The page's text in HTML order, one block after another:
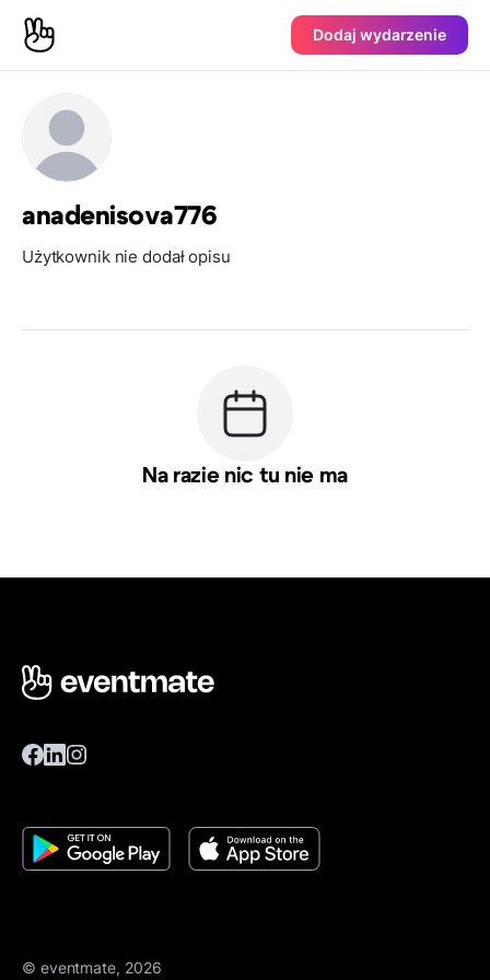
Dodaj wydarzenie
anadenisova776
Użytkownik nie dodał opisu
Na razie nic tu nie ma
© eventmate, 2026